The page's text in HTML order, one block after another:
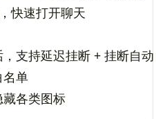
快速打开聊天
支持延迟挂断 + 挂断自
名单
各类图标